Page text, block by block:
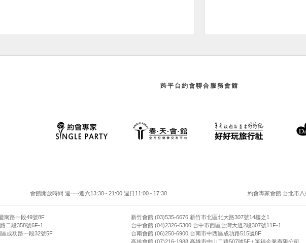
跨平台約會聯合服務會館
會館開放時間 週一~週六13:30~ 21:00 週日11:00~ 17:30 約會專家會館 台北市
南路一段49號8F
二段358號6F-1
成功路一段32號5F
新竹會館 (03)535-6676 新竹市北區北大路307號14樓之1
台中會館 (04)2326-5300 台中市西區台灣大道2段307號11F-1
台南會館 (06)250-6900 台南市中西區成功路515號8F
高雄會館 (07)216-1988 高雄市中山二路507號5F / 單福企業有限公司